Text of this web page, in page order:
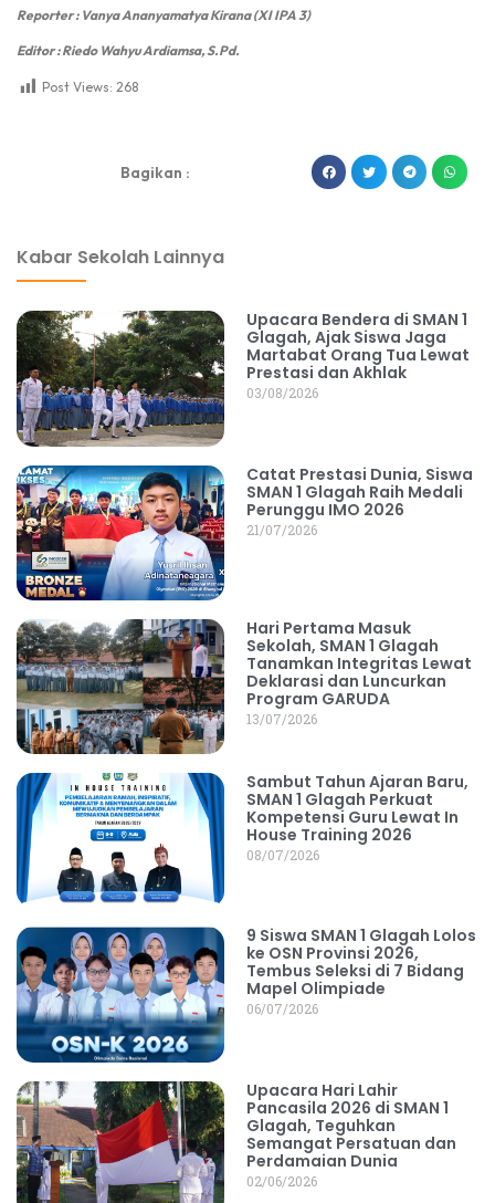
Reporter : Vanya Ananyamatya Kirana (XI IPA 3)
Editor : Riedo Wahyu Ardiamsa, S.Pd.
Post Views: 268
Bagikan :
Kabar Sekolah Lainnya
Upacara Bendera di SMAN 1
Glagah, Ajak Siswa Jaga
Martabat Orang Tua Lewat
Prestasi dan Akhlak
03/08/2026
Catat Prestasi Dunia, Siswa
SMAN 1 Glagah Raih Medali
Perunggu IMO 2026
21/07/2026
Hari Pertama Masuk
Sekolah, SMAN 1 Glagah
Tanamkan Integritas Lewat
Deklarasi dan Luncurkan
Program GARUDA
13/07/2026
Sambut Tahun Ajaran Baru,
SMAN 1 Glagah Perkuat
Kompetensi Guru Lewat In
House Training 2026
08/07/2026
9 Siswa SMAN 1 Glagah Lolos
ke OSN Provinsi 2026,
Tembus Seleksi di 7 Bidang
Mapel Olimpiade
06/07/2026
Upacara Hari Lahir
Pancasila 2026 di SMAN 1
Glagah, Teguhkan
Semangat Persatuan dan
Perdamaian Dunia
02/06/2026